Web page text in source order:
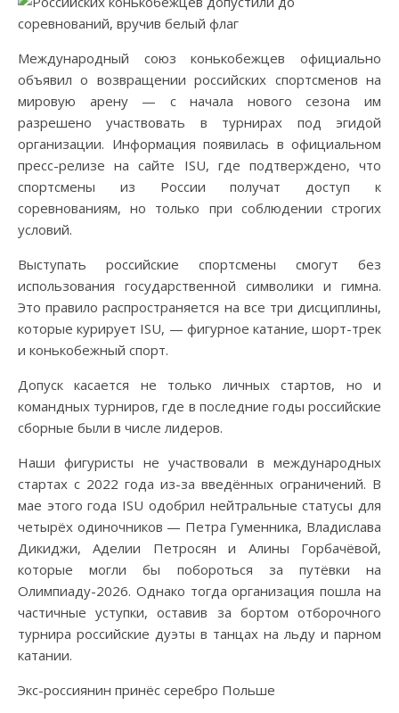
Международный союз конькобежцев официально
объявил о возвращении российских спортсменов на
мировую арену — с начала нового сезона им
разрешено участвовать в турнирах под эгидой
организации. Информация появилась в официальном
пресс-релизе на сайте ISU, где подтверждено, что
спортсмены из России получат доступ к
соревнованиям, но только при соблюдении строгих
условий.
Выступать российские спортсмены смогут без
использования государственной символики и гимна.
Это правило распространяется на все три дисциплины,
которые курирует ISU, — фигурное катание, шорт-трек
и конькобежный спорт.
Допуск касается не только личных стартов, но и
командных турниров, где в последние годы российские
сборные были в числе лидеров.
Наши фигуристы не участвовали в международных
стартах с 2022 года из-за введённых ограничений. В
мае этого года ISU одобрил нейтральные статусы для
четырёх одиночников — Петра Гуменника, Владислава
Дикиджи, Аделии Петросян и Алины Горбачёвой,
которые могли бы побороться за путёвки на
Олимпиаду-2026. Однако тогда организация пошла на
частичные уступки, оставив за бортом отборочного
турнира российские дуэты в танцах на льду и парном
катании.
Экс-россиянин принёс серебро Польше